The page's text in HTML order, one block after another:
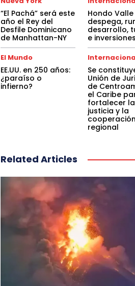
“El Pachá” será este
año el Rey del
Desfile Dominicano
de Manhattan-NY
Hondo Valle
despega,
desarrollo,
e
El Mundo
EE.UU. en 250 años:
¿paraíso o
infierno?
Se
Unión de
de
el Caribe
fortalecer la
justicia y la
cooperación
regional
Related Articles